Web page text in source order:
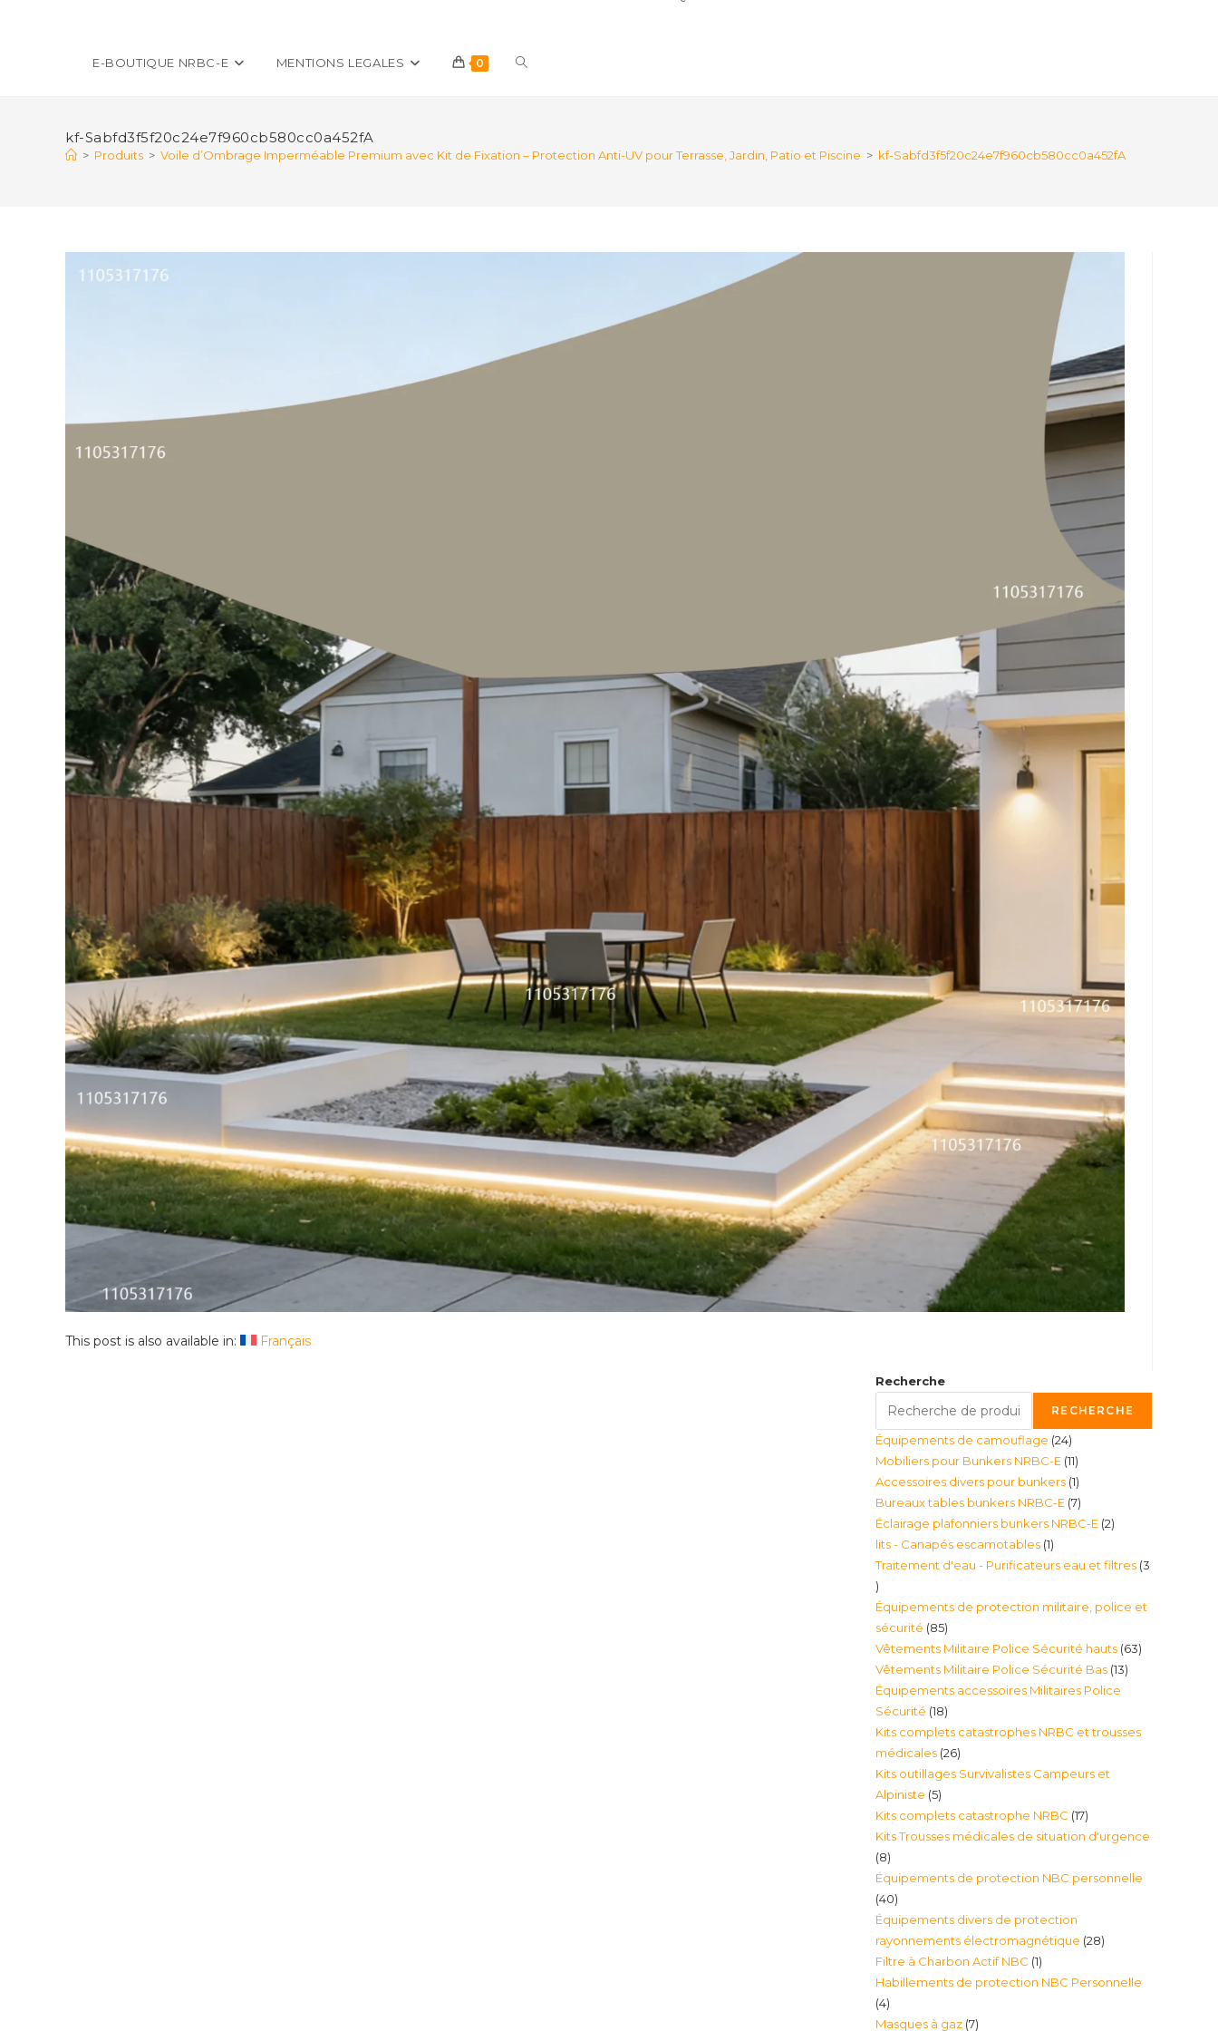
E-BOUTIQUE NRBC-E MENTIONS LEGALES 0 Toggle
kf-Sabfd3f5f20c24e7f960cb580cc0a452fA
> Produits > Voile d’Ombrage Imperméable Premium avec Kit de Fixation – Protection Anti-UV pour Terrasse, Jardin, Patio et Piscine > kf-Sabfd3f5f20c24e7f960cb580cc0a452fA
This post is also available in: Français
Recherche
RECHERCHE
Équipements de camouflage 2424
produits
Mobiliers pour Bunkers NRBC-E 1111
produits
Accessoires divers pour bunkers 11
produit
Bureaux tables bunkers NRBC-E 77
produits
Éclairage plafonniers bunkers NRBC-E 22
lits - Canapés escamotables 11
produit
Traitement d'eau - Purificateurs eau et filtres 3
3
produits
Équipements de protection militaire, police et
sécurité 8585
produits
Vêtements Militaire Police Sécurité hauts 6363
Vêtements Militaire Police Sécurité Bas 1313
Équipements accessoires Militaires Police
Sécurité 1818
produits
Kits complets catastrophes NRBC et trousses
médicales 2626
produits
Kits outillages Survivalistes Campeurs et
Alpiniste 55
produits
Kits complets catastrophe NRBC 1717
produits
Kits Trousses médicales de situation d'urgence
88
produits
Équipements de protection NBC personnelle
4040
produits
Équipements divers de protection
rayonnements électromagnétique 2828
Filtre à Charbon Actif NBC 11
produit
Habillements de protection NBC Personnelle
44
produits
Masques à gaz 77